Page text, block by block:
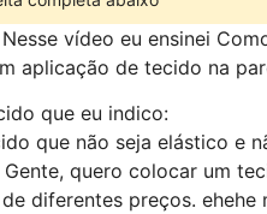
vídeo eu ensinei
aplicação de tecido na
que eu indico:
que não seja elástico e
quero colocar um
diferentes preços.